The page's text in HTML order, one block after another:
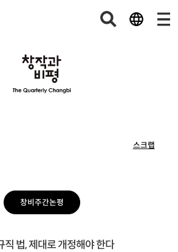
스크랩
창비주간논평
직 법, 제대로 개정해야 한다